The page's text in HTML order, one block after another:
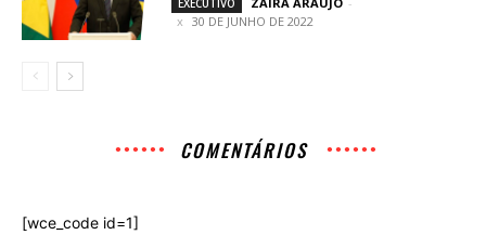
EXECUTIVO
30 DE JUNHO DE 2022
COMENTÁRIOS
[wce_code id=1]